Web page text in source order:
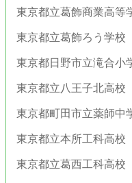
東京都立葛飾商業高等
東京都立葛飾ろう学校
東京都日野市立滝合小
東京都立八王子北高校
東京都町田市立薬師中
東京都立本所工科高校
東京都立葛西工科高校